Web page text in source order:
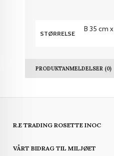
STØRRELSE
B 35 cm
PRODUKTANMELDELSER (0)
R.E TRADING ROSETTE INOC
VÅRT BIDRAG TIL MILJØET